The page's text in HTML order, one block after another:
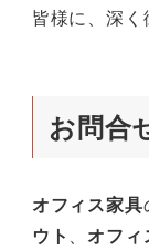
皆様に、深く
お問合
オフィス家具
ウト 、 オフィ